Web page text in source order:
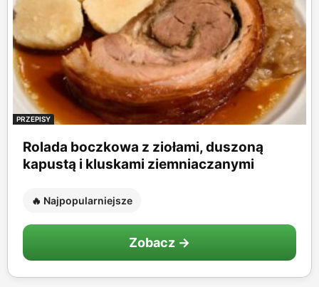
PRZEPISY
Rolada boczkowa z ziołami, duszoną
kapustą i kluskami ziemniaczanymi
🔥 Najpopularniejsze
Zobacz →